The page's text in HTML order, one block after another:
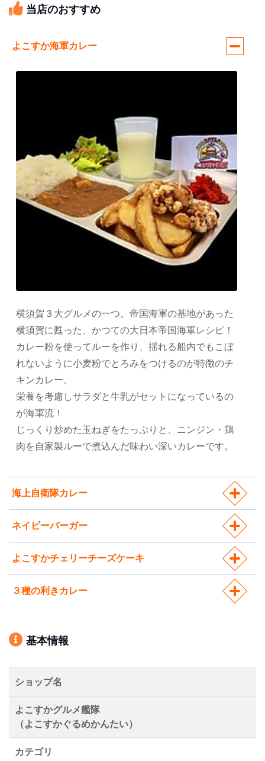
当店のおすすめ
よこすか海軍カレー
横須賀３大グルメの一つ。帝国海軍の基地があった
横須賀に甦った、かつての大日本帝国海軍レシピ！
カレー粉を使ってルーを作り、揺れる船内でもこぼ
れないように小麦粉でとろみをつけるのが特徴のチ
キンカレー。
栄養を考慮しサラダと牛乳がセットになっているの
が海軍流！
じっくり炒めた玉ねぎをたっぷりと、ニンジン・鶏
肉を自家製ルーで煮込んだ味わい深いカレーです。
海上自衛隊カレー
ネイビーバーガー
よこすかチェリーチーズケーキ
３種の利きカレー
基本情報
ショップ名
よこすかグルメ艦隊
（よこすかぐるめかんたい）
カテゴリ